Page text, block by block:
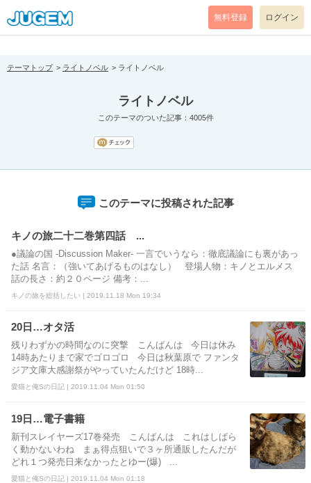
[pear_error: message="Success" code=0 mode=return level=notice
prefix="" info=""]
無料登録 ログイン
テーマトップ ライトノベル ライトノベル
ライトノベル
このテーマのついた記事：4005件
このテーマに投稿された記事
キノの旅二十二巻第四話 ...
●議論の国 -Discussion Maker- 一言でいうなら：徹底議論にも裏があっ
た話 名言：（強いてあげるものはなし） 登場人物：キノとエルメス
話の長さ：約２０ページ 備考：...
キノの旅を総括したい | 2019.11.18 Mon 19:34
20日…オタ活
残りわずかの時間なのに突撃 こんばんは 今日は休み
14時あたりまで家でゴロゴロ 今日は秋葉原で ファンタ
ジア文庫大感謝祭がやっていたんだけど 18時...
愛猫と俺Sの日記 | 2019.11.04 Mon 01:50
19日…電子書籍
新刊スレイヤーズ17巻発売 こんばんは これはしばら
く動かないわね まぁ得点狙いで３ヶ所通販したんだが
どれ１つ発売日来なかったとゆー(爆) ...
愛猫と俺Sの日記 | 2019.11.04 Mon 01:18